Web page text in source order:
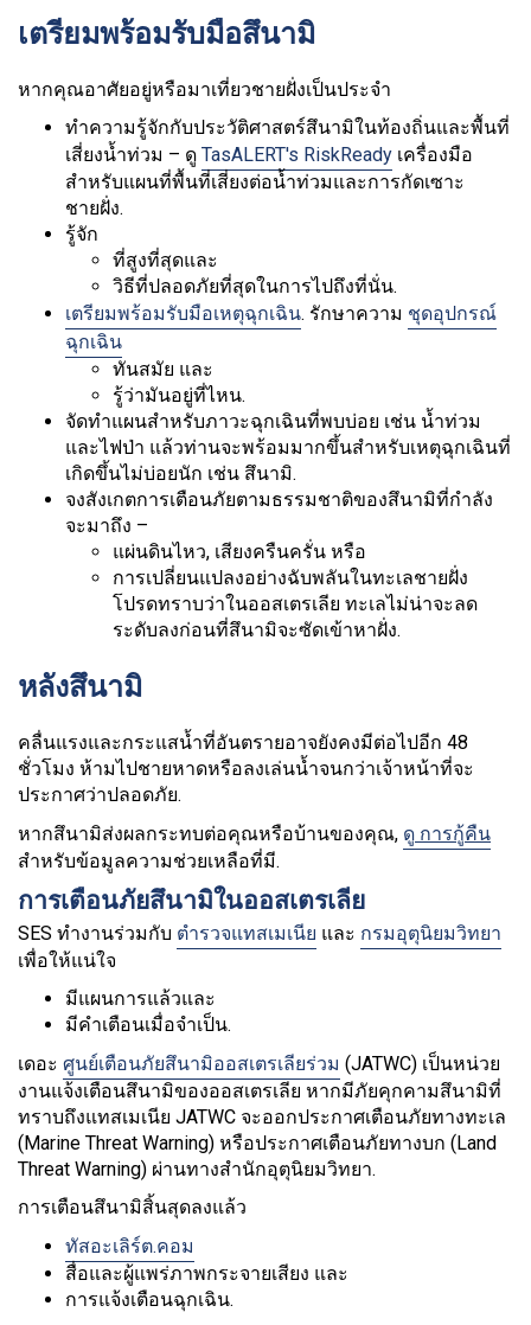
เตรียมพร้อมรับมือสึนามิ
หากคุณอาศัยอยู่หรือมาเที่ยวชายฝั่งเป็นประจำ
ทำความรู้จักกับประวัติศาสตร์สึนามิในท้องถิ่นและพื้นที่
เสี่ยงน้ำท่วม – ดู TasALERT's RiskReady เครื่องมือ
สำหรับแผนที่พื้นที่เสี่ยงต่อน้ำท่วมและการกัดเซาะ
ชายฝั่ง.
รู้จัก
ที่สูงที่สุดและ
วิธีที่ปลอดภัยที่สุดในการไปถึงที่นั่น.
เตรียมพร้อมรับมือเหตุฉุกเฉิน. รักษาความ ชุดอุปกรณ์
ฉุกเฉิน
ทันสมัย และ
รู้ว่ามันอยู่ที่ไหน.
จัดทำแผนสำหรับภาวะฉุกเฉินที่พบบ่อย เช่น น้ำท่วม
และไฟป่า แล้วท่านจะพร้อมมากขึ้นสำหรับเหตุฉุกเฉินที่
เกิดขึ้นไม่บ่อยนัก เช่น สึนามิ.
จงสังเกตการเตือนภัยตามธรรมชาติของสึนามิที่กำลัง
จะมาถึง –
แผ่นดินไหว, เสียงครืนครั่น หรือ
การเปลี่ยนแปลงอย่างฉับพลันในทะเลชายฝั่ง
โปรดทราบว่าในออสเตรเลีย ทะเลไม่น่าจะลด
ระดับลงก่อนที่สึนามิจะซัดเข้าหาฝั่ง.
หลังสึนามิ
คลื่นแรงและกระแสน้ำที่อันตรายอาจยังคงมีต่อไปอีก 48
ชั่วโมง ห้ามไปชายหาดหรือลงเล่นน้ำจนกว่าเจ้าหน้าที่จะ
ประกาศว่าปลอดภัย.
หากสึนามิส่งผลกระทบต่อคุณหรือบ้านของคุณ, ดู การกู้คืน
สำหรับข้อมูลความช่วยเหลือที่มี.
การเตือนภัยสึนามิในออสเตรเลีย
SES ทำงานร่วมกับ ตำรวจแทสเมเนีย และ กรมอุตุนิยมวิทยา
เพื่อให้แน่ใจ
มีแผนการแล้วและ
มีคำเตือนเมื่อจำเป็น.
เดอะ ศูนย์เตือนภัยสึนามิออสเตรเลียร่วม (JATWC) เป็นหน่วย
งานแจ้งเตือนสึนามิของออสเตรเลีย หากมีภัยคุกคามสึนามิที่
ทราบถึงแทสเมเนีย JATWC จะออกประกาศเตือนภัยทางทะเล
(Marine Threat Warning) หรือประกาศเตือนภัยทางบก (Land
Threat Warning) ผ่านทางสำนักอุตุนิยมวิทยา.
การเตือนสึนามิสิ้นสุดลงแล้ว
ทัสอะเลิร์ต.คอม
สื่อและผู้แพร่ภาพกระจายเสียง และ
การแจ้งเตือนฉุกเฉิน.